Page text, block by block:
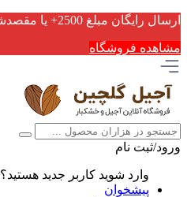
ارسال رایگان مبلغ 2500+ یا مقصدشاهین شهر
مشاهده فروشگاه
ورود/ثبت نام
وارد شوید کاربر جدید هستید؟
پیشخوان